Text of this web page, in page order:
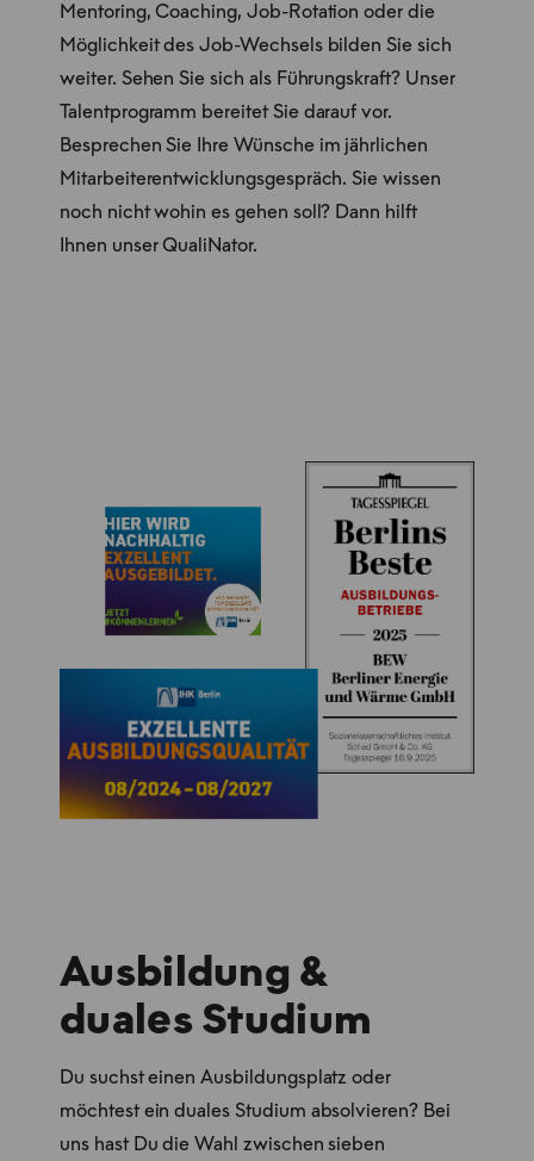
Mentoring, Coaching, Job-Rotation oder die
Möglichkeit des Job-Wechsels bilden Sie sich
weiter. Sehen Sie sich als Führungskraft? Unser
Talentprogramm bereitet Sie darauf vor.
Besprechen Sie Ihre Wünsche im jährlichen
Mitarbeiterentwicklungsgespräch. Sie wissen
noch nicht wohin es gehen soll? Dann hilft
Ihnen unser QualiNator.
Ausbildung &
duales Studium
Du suchst einen Ausbildungsplatz oder
möchtest ein duales Studium absolvieren? Bei
uns hast Du die Wahl zwischen sieben